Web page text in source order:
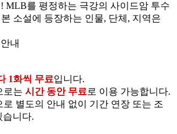
MLB를 평정하는 극강의 사이드암 투수
소설에 등장하는 인물, 단체, 지역은
내
1화씩 무료입니다.
로는 시간 동안 무료 로 이용 가능합니다.
로 별도의 안내 없이 기간 연장 또는 조
습니다.